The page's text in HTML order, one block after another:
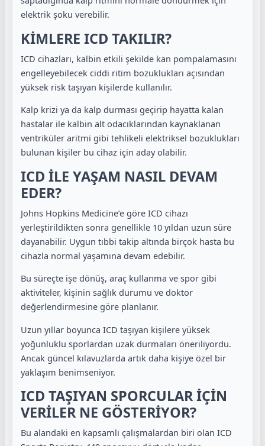
elektrik şoku verebilir.
KİMLERE ICD TAKILIR?
ICD cihazları, kalbin etkili şekilde kan pompalamasını
engelleyebilecek ciddi ritim bozuklukları açısından
yüksek risk taşıyan kişilerde kullanılır.
Kalp krizi ya da kalp durması geçirip hayatta kalan
hastalar ile kalbin alt odacıklarından kaynaklanan
ventriküler aritmi gibi tehlikeli elektriksel bozuklukları
bulunan kişiler bu cihaz için aday olabilir.
ICD İLE YAŞAM NASIL DEVAM
EDER?
Johns Hopkins Medicine’e göre ICD cihazı
yerleştirildikten sonra genellikle 10 yıldan uzun süre
dayanabilir. Uygun tıbbi takip altında birçok hasta bu
cihazla normal yaşamına devam edebilir.
Bu süreçte işe dönüş, araç kullanma ve spor gibi
aktiviteler, kişinin sağlık durumu ve doktor
değerlendirmesine göre planlanır.
Uzun yıllar boyunca ICD taşıyan kişilere yüksek
yoğunluklu sporlardan uzak durmaları öneriliyordu.
Ancak güncel kılavuzlarda artık daha kişiye özel bir
yaklaşım benimseniyor.
ICD TAŞIYAN SPORCULAR İÇİN
VERİLER NE GÖSTERİYOR?
Bu alandaki en kapsamlı çalışmalardan biri olan ICD